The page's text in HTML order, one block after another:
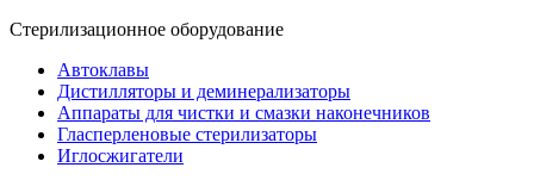
Стерилизационное оборудование
Автоклавы
Дистилляторы и деминерализаторы
Аппараты для чистки и смазки наконечников
Гласперленовые стерилизаторы
Иглосжигатели